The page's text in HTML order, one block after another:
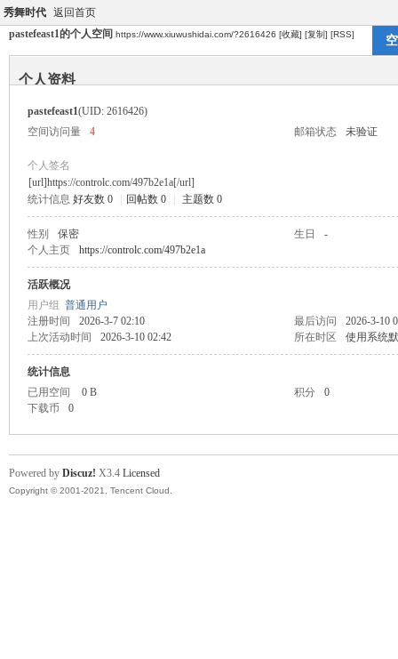
秀舞时代 返回首页
pastefeast1的个人空间 https://www.xiuwushidai.com/?2616426 [收藏] [复制] [RSS]
个人资料
pastefeast1(UID: 2616426)
空间访问量
4 邮箱状态 未验证
个人签名
[url]https://controlc.com/497b2e1a[/url]
统计信息 好友数 0 回帖数 0 主题数 0
性别 保密 生日
-
个人主页
https://controlc.com/497b2e1a
活跃概况
用户组 普通用户
注册时间
2026-3-7 02:10 最后访问
2026-3-10
上次活动时间
2026-3-10 02:42 所在时区 使用系统
统计信息
已用空间
0 B 积分
0
下载币
0
Powered by Discuz! X3.4 Licensed
Copyright © 2001-2021, Tencent Cloud.